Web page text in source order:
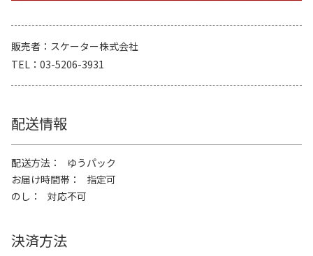
販売者
スケーター株式会社
TEL
03-5206-3931
配送情報
配送方法
ゆうパック
お届け時間帯
指定可
のし
対応不可
決済方法